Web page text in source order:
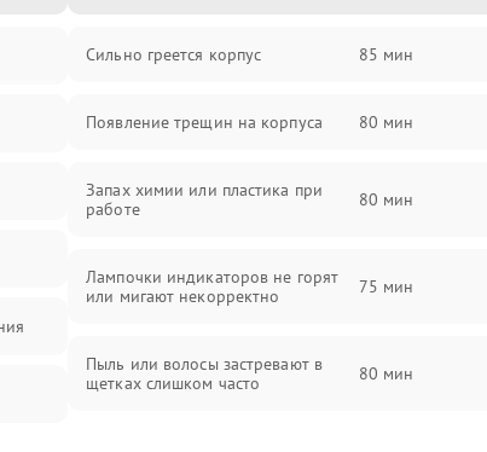
Сильно греется корпус 85 мин
Появление трещин на корпуса 80 мин
Запах химии или пластика при
работе
80 мин
Лампочки индикаторов не горят
или мигают некорректно
75 мин
Пыль или волосы застревают в
щетках слишком часто
80 мин